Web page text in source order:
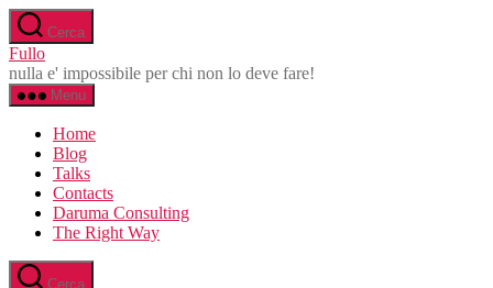
Salta
al
contenuto
Cerca
Fullo
nulla e' impossibile per chi non lo deve fare!
Menu
Home
Blog
Talks
Contacts
Daruma Consulting
The Right Way
Cerca